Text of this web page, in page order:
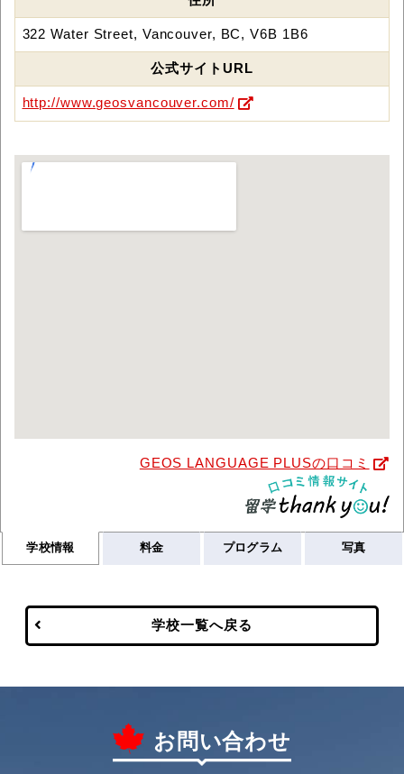
322 Water Street, Vancouver, BC, V6B 1B6
公式サイトURL
http://www.geosvancouver.com/
GEOS LANGUAGE PLUSの口コミ
学校情報 料金 プログラム 写真
学校一覧へ戻る
お問い合わせ